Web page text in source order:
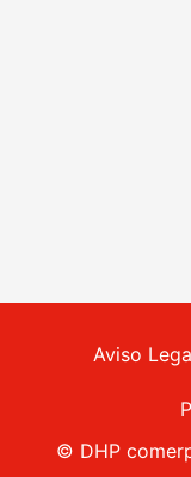
Aviso
© DHP